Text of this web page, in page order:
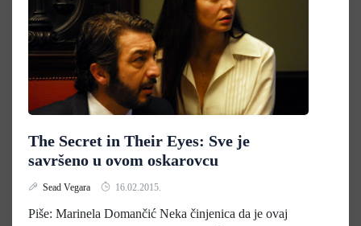
The Secret in Their Eyes: Sve je
savršeno u ovom oskarovcu
Sead Vegara 16.02.2015.
Piše: Marinela Domančić Neka činjenica da je ovaj